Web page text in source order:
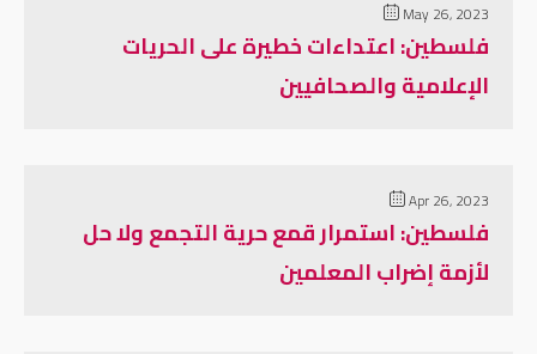
May 26, 2023
فلسطين: اعتداءات خطيرة على الحريات
الإعلامية والصحافيين
Apr 26, 2023
فلسطين: استمرار قمع حرية التجمع ولا حل
لأزمة إضراب المعلمين